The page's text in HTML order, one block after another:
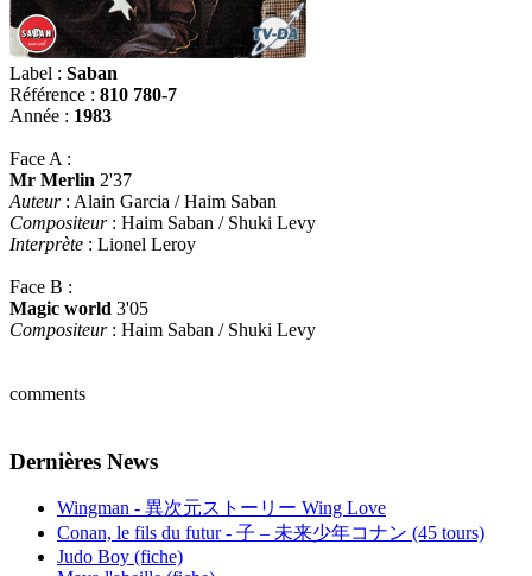
Label : Saban
Référence : 810 780-7
Année : 1983
Face A :
Mr Merlin 2'37
Auteur: Alain Garcia / Haim Saban
Compositeur: Haim Saban / Shuki Levy
Interprète : Lionel Leroy
Face B :
Magic world 3'05
Compositeur: Haim Saban / Shuki Levy
comments
Dernières News
Wingman - 異次元ストーリー Wing Love
Conan, le fils du futur - 子 – 未来少年コナン (45 tours)
Judo Boy (fiche)